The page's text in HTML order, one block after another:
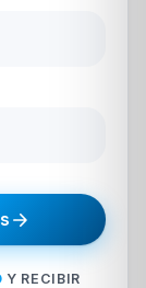
Y RECIBIR